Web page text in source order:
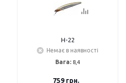
H-22
Немає в наявності
Вага: 8,4
759грн.